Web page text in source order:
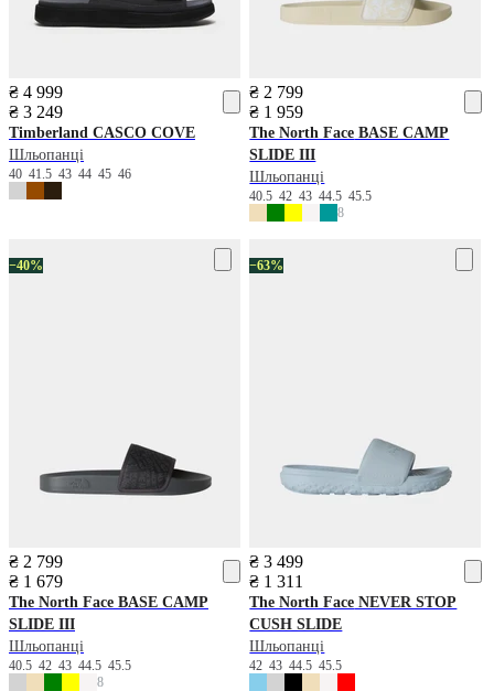
₴ 4 999
₴ 3 249
Timberland CASCO COVE
Шльопанці
40 41.5 43 44 45 46
₴ 2 799
₴ 1 959
The North Face BASE CAMP
SLIDE III
Шльопанці
40.5424344.545.5
8
−40%
₴ 2 799
₴ 1 679
The North Face BASE CAMP
SLIDE III
Шльопанці
40.5 42 43 44.5 45.5
8
−63%
₴ 3 499
₴ 1 311
The North Face NEVER STOP
CUSH SLIDE
Шльопанці
424344.545.5